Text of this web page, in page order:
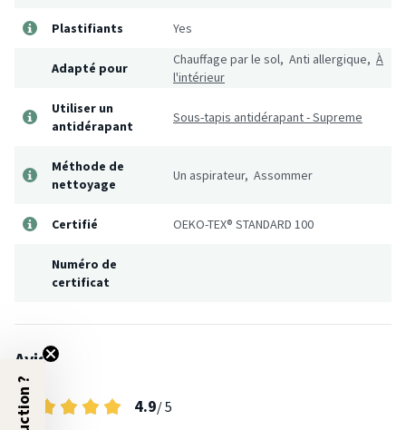
Plastifiants Yes
Adapté pour
Chauffage par le sol, Anti allergique, À
l'intérieur
Utiliser un
antidérapant
Sous-tapis antidérapant - Supreme
Méthode de
nettoyage
Un aspirateur, Assommer
Certifié OEKO-TEX® STANDARD 100
Numéro de
certificat
Avis
4.9/ 5